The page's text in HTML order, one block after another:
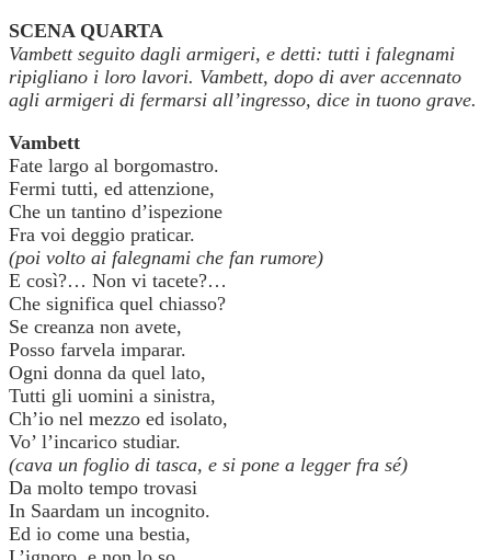
SCENA QUARTA
Vambett seguito dagli armigeri, e detti: tutti i falegnami
ripigliano i loro lavori. Vambett, dopo di aver accennato
agli armigeri di fermarsi all’ingresso, dice in tuono grave.
Vambett
Fate largo al borgomastro.
Fermi tutti, ed attenzione,
Che un tantino d’ispezione
Fra voi deggio praticar.
(poi volto ai falegnami che fan rumore)
E così?… Non vi tacete?…
Che significa quel chiasso?
Se creanza non avete,
Posso farvela imparar.
Ogni donna da quel lato,
Tutti gli uomini a sinistra,
Ch’io nel mezzo ed isolato,
Vo’ l’incarico studiar.
(cava un foglio di tasca, e si pone a legger fra sé)
Da molto tempo trovasi
In Saardam un incognito.
Ed io come una bestia,